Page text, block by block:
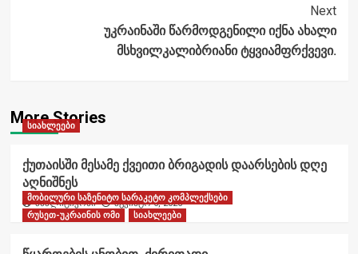
Next
უკრაინაში წარმოდგენილი იქნა ახალი
მსხვილკალიბრიანი ტყვიამფრქვევი.
More Stories
სიახლეები
ქუთაისში მესამე ქვეითი ბრიგადის დაარსების დღე
აღნიშნეს
ანალიტიკოსი აგვისტო 6, 2026
მობილური საზენიტო სარაკეტო კომპლექსები
რუსეთ-უკრაინის ომი
სიახლეები